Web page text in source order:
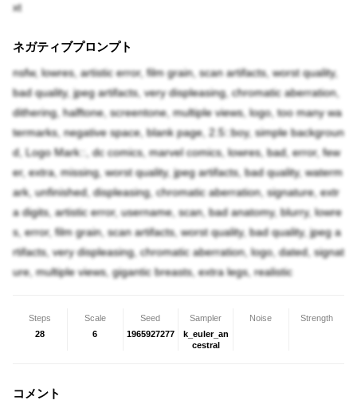
xt
ネガティブプロンプト
nsfw, lowres, artistic error, film grain, scan artifacts, worst quality,
bad quality, jpeg artifacts, very displeasing, chromatic aberration,
dithering, halftone, screentone, multiple views, logo, too many wa
termarks, negative space, blank page, 2.5::boy, simple backgroun
d, Logo Mark::, dc comics, marvel comics, lowres, bad, error, few
er, extra, missing, worst quality, jpeg artifacts, bad quality, waterm
ark, unfinished, displeasing, chromatic aberration, signature, extr
a digits, artistic error, username, scan, bad anatomy, blurry, lowre
s, error, film grain, scan artifacts, worst quality, bad quality, jpeg a
rtifacts, very displeasing, chromatic aberration, logo, dated, signat
ure, multiple views, gigantic breasts, extra legs, realistic
Steps
28
Scale
6
Seed
1965927277
Sampler
k_euler_an
cestral
Noise Strength
コメント